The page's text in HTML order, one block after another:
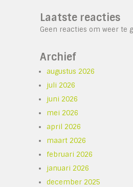
Laatste reacties
Geen reacties om weer te
Archief
augustus 2026
juli 2026
juni 2026
mei 2026
april 2026
maart 2026
februari 2026
januari 2026
december 2025